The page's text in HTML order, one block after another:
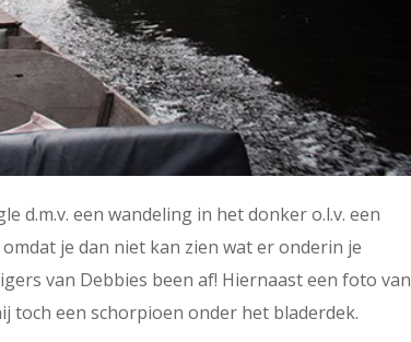
d.m.v. een wandeling in het donker o.l.v. een
je dan niet kan zien wat er onderin je
van Debbies been af! Hiernaast een foto van
toch een schorpioen onder het bladerdek.